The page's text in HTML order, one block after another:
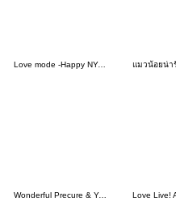
Love mode -Happy NYANKO
Wonderful Precure & You and Idol Precure Love Live!